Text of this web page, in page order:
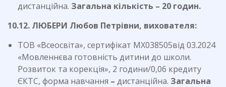
дистанційна. Загальна кількість – 20 годин.
10.12. ЛЮБЕРИ Любов Петрівни, вихователя:
ТОВ «Всеосвіта», сертифікат МХ038505від 03.2024
«Мовленнєва готовність дитини до школи.
Розвиток та корекція», 2 години/0,06 кредиту
ЄКТС, форма навчання – дистанційна. Загальна